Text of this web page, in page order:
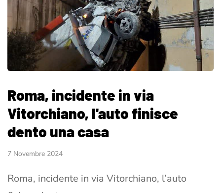
Roma, incidente in via
Vitorchiano, l'auto finisce
dento una casa
7 Novembre 2024
Roma, incidente in via Vitorchiano, l’auto